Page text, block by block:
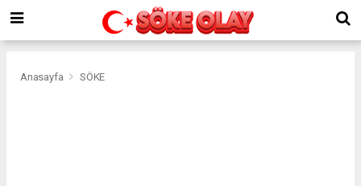
Anasayfa SÖKE